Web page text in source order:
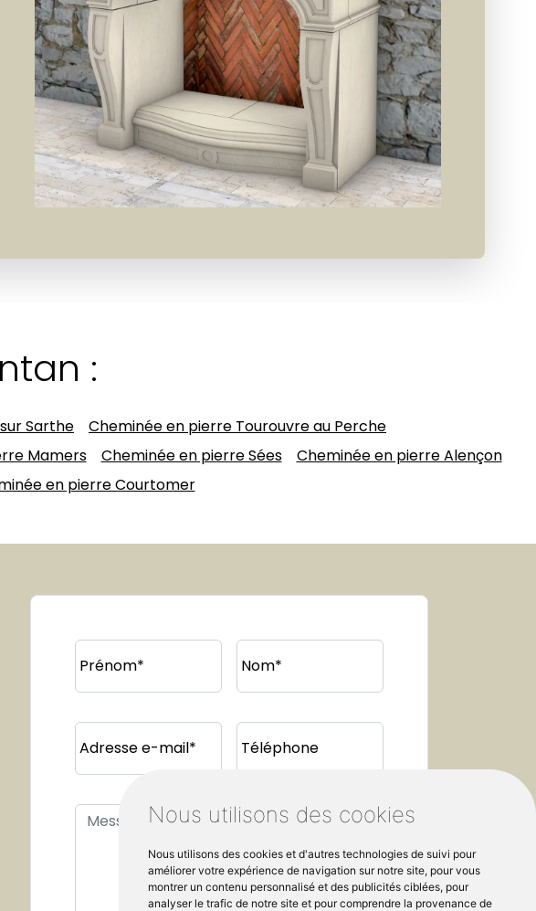
Nous utilisons des cookies
Nous utilisons des cookies et d'autres technologies de suivi pour
améliorer votre expérience de navigation sur notre site, pour vous
montrer un contenu personnalisé et des publicités ciblées, pour
analyser le trafic de notre site et pour comprendre la provenance de
:
Sarthe
Cheminée en pierre Tourouvre au Perche
Mamers Cheminée en pierre Sées
Cheminée en pierre Alençon
en pierre Courtomer
Prénom* Nom*
Adresse e-mail* Téléphone